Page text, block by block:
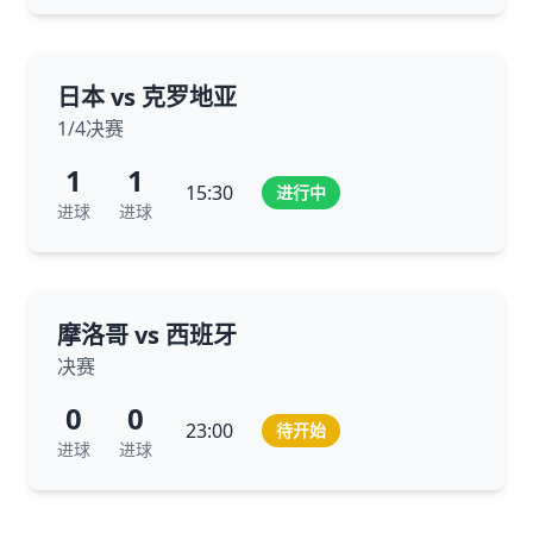
日本 vs 克罗地亚
1/4决赛
1
进球
1
进球
15:30 进行中
摩洛哥 vs 西班牙
决赛
0
进球
0
进球
23:00 待开始